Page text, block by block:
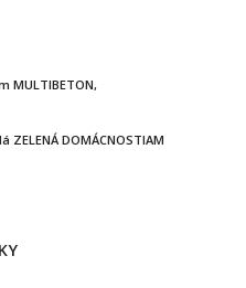
MULTIBETON,
DOMÁCNOSTIAM